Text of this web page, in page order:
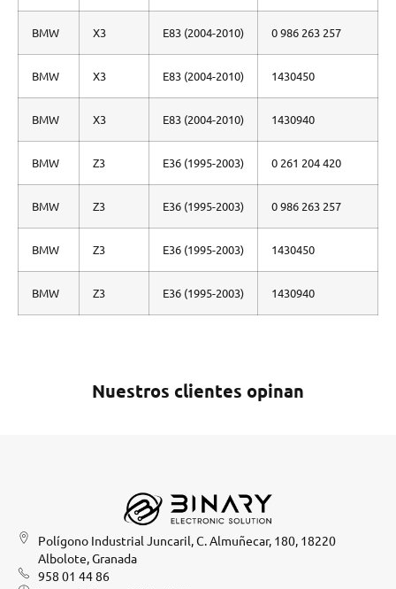
BMW X3 E83 (2004-2010) 0 986 263 257
BMW X3 E83 (2004-2010) 1430450
BMW X3 E83 (2004-2010) 1430940
BMW Z3 E36 (1995-2003) 0 261 204 420
BMW Z3 E36 (1995-2003) 0 986 263 257
BMW Z3 E36 (1995-2003) 1430450
BMW Z3 E36 (1995-2003) 1430940
Nuestros clientes opinan
Polígono Industrial Juncaril, C. Almuñecar, 180, 18220
Albolote, Granada
958 01 44 86